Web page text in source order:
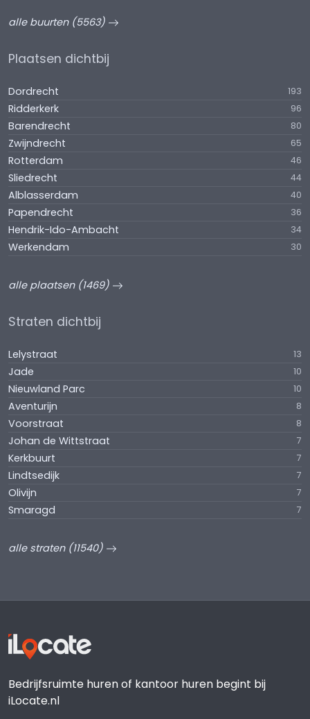
alle buurten (5563)
Plaatsen dichtbij
Dordrecht 193
Ridderkerk 96
Barendrecht 80
Zwijndrecht 65
Rotterdam 46
Sliedrecht 44
Alblasserdam 40
Papendrecht 36
Hendrik-Ido-Ambacht 34
Werkendam 30
alle plaatsen (1469)
Straten dichtbij
Lelystraat 13
Jade 10
Nieuwland Parc 10
Aventurijn 8
Voorstraat 8
Johan de Wittstraat 7
Kerkbuurt 7
Lindtsedijk 7
Olivijn 7
Smaragd 7
alle straten (11540)
Bedrijfsruimte huren of kantoor huren begint bij
iLocate.nl